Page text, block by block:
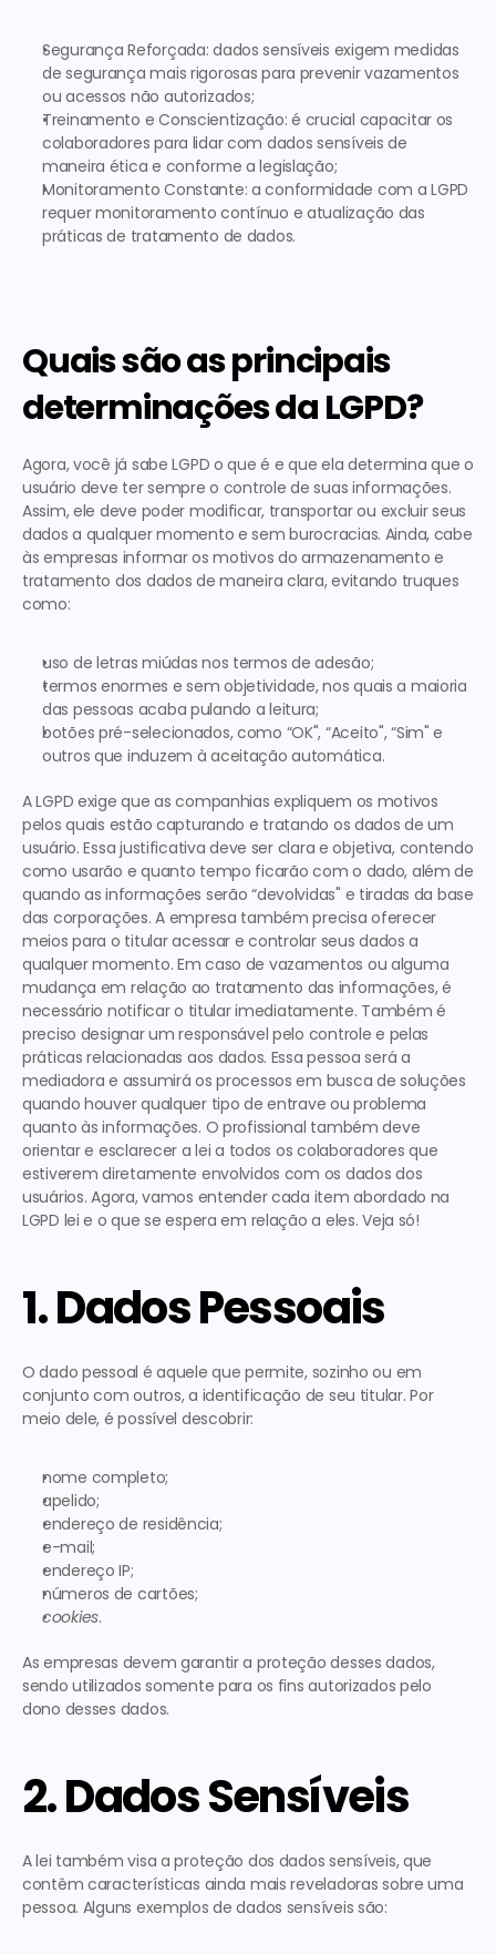
Segurança Reforçada: dados sensíveis exigem medidas
de segurança mais rigorosas para prevenir vazamentos
ou acessos não autorizados;
Treinamento e Conscientização: é crucial capacitar os
colaboradores para lidar com dados sensíveis de
maneira ética e conforme a legislação;
Monitoramento Constante: a conformidade com a LGPD
requer monitoramento contínuo e atualização das
práticas de tratamento de dados.
Quais são as principais
determinações da LGPD?
Agora, você já sabe LGPD o que é e que ela determina que o
usuário deve ter sempre o controle de suas informações.
Assim, ele deve poder modificar, transportar ou excluir seus
dados a qualquer momento e sem burocracias. Ainda, cabe
às empresas informar os motivos do armazenamento e
tratamento dos dados de maneira clara,
como:
uso de letras miúdas nos termos de adesão;
termos enormes e sem objetividade, nos quais a maioria
das pessoas acaba pulando a leitura;
botões pré-selecionados, como “OK", “Aceito", “Sim" e
outros que induzem à aceitação automática.
A LGPD exige que as companhias expliquem os motivos
pelos quais estão capturando e tratando os dados de um
usuário. Essa justificativa deve ser clara e objetiva, contendo
como usarão e quanto tempo ficarão com o dado, além de
quando as informações serão “devolvidas" e tiradas da base
das corporações. A empresa também precisa oferecer
meios para o titular acessar e controlar seus dados a
qualquer momento. Em caso de vazamentos ou alguma
mudança em relação ao tratamento das informações, é
necessário notificar o titular imediatamente. Também é
preciso designar um responsável pelo controle e pelas
práticas relacionadas aos dados. Essa pessoa será a
mediadora e assumirá os processos em busca de soluções
quando houver qualquer tipo de entrave ou problema
orientar e esclarecer a lei a todos os colaboradores que
estiverem diretamente envolvidos com os dados dos
usuários. Agora, vamos entender cada item abordado na
LGPD lei e o que se espera em relação a eles. Veja só!
1. Dados Pessoais
O dado pessoal é aquele que permite, sozinho ou em
conjunto com outros, a identificação de seu titular. Por
meio dele, é possível descobrir:
nome completo;
apelido;
endereço de residência;
e-mail;
endereço IP;
números de cartões;
cookies.
As empresas devem garantir a proteção desses dados,
sendo utilizados somente para os fins autorizados pelo
dono desses dados.
2. Dados Sensíveis
A lei também visa a proteção dos dados sensíveis, que
contêm características ainda mais reveladoras sobre uma
pessoa. Alguns exemplos de dados sensíveis são: